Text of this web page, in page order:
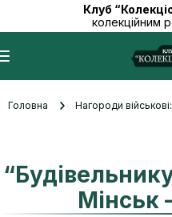
Клуб
колекційним
Головна Нагороди
Мінськ